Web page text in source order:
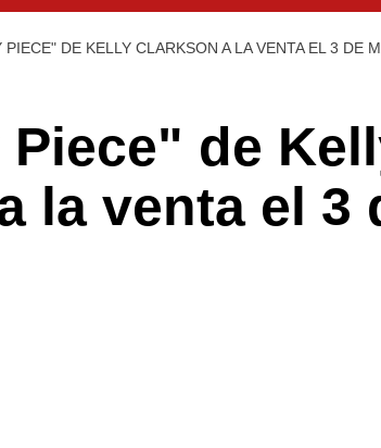
PIECE" DE KELLY CLARKSON A LA VENTA EL 3 DE
de
la venta el 3